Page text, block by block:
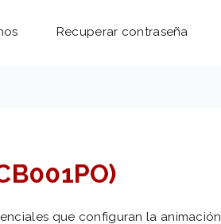
Recuperar contraseña
que configuran la animación